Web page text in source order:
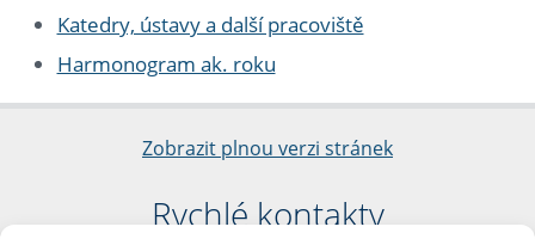
Katedry, ústavy a další pracoviště
Harmonogram ak. roku
Zobrazit plnou verzi stránek
Rychlé kontakty